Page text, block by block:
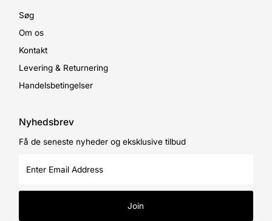
Søg
Om os
Kontakt
Levering & Returnering
Handelsbetingelser
Nyhedsbrev
Få de seneste nyheder og eksklusive tilbud
Email
Join